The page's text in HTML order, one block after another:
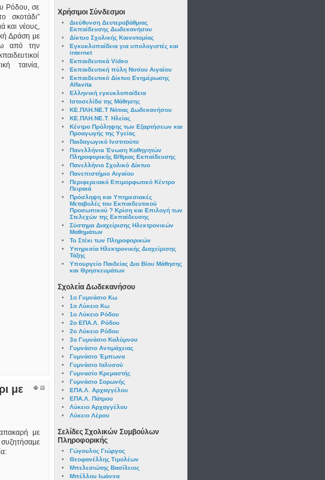
Ρόδου, σε
σκοτάδι”
και νέους,
Δράση με
από την
ταινία,
με
με
Χρήσιμοι Σύνδεσμοι
Διεύθυνση Δευτεροβάθμιας
Εκπαίδευσης Δωδεκανήσου
Δίκτυο Σχολικής Καινοτομίας
Εγκυκλοπαίδεια για υπολογιστές και
internet
Εκπαιδευτικά Video
Εκπαιδευτική πύλη Νοτίου Αιγαίου
Εκπαιδευτικό Δίκτυο Ενημέρωσης
Alfavita
Ελληνική εγκυκλοπαίδεια
Ιστοσελίδα της Μάθησης
ΚΕ.ΠΛΗ.ΝΕ.Τ Νότιας Δωδεκανήσου
ΚΕ.ΠΛΗ.ΝΕ.Τ. Ηλείας
Κέντρο Πρόληψης των Εξαρτήσεων και
Προαγωγής της Υγείας
Παιδαγωγικό Ινστιτούτο
Πανελλήνια Ένωση Καθηγητών
Πληροφορικής Β/θμιας Εκπαίδευσης
Πανελλήνιο Σχολικό Δίκτυο
Πανεπιστήμιο Αιγαίου
Περιφερειακό Επιμορφωτικό Κέντρο
Πειραιά
Πρόσληψη και Υπηρεσιακές
Μεταβολές του Εκπαιδευτικού
Προσωπικού ? Κρίση και Επιλογή των
Στελεχών της Εκπαίδευσης
Σύστημα Διαχείρισης Ηλεκτρονικών
Μαθημάτων
Το Στέκι των Πληροφορικών
Υπηρεσία Ηλεκτρονικής Διαχείρισης
Τάξης
Υπουργείο Παιδείας Δια Βίου Μάθησης
και Θρησκευμάτων
Σχολεία Δωδεκανήσου
1ο Γυμνάσιο Κω
1ο Λύκειο Κω
1ο Λύκειο Ρόδου
2ο ΕΠΑ.Λ. Ρόδου
2ο Λύκειο Ρόδου
3ο Γυμνάσιο Καλύμνου
Γυμνάσιο Αντιμάχειας
Γυμνάσιο Έμπωνα
Γυμνάσιο Ιαλυσού
Γυμνασίο Κρεμαστής
Γυμνάσιο Σορωνής
ΕΠΑ.Λ. Αρχαγγέλου
ΕΠΑ.Λ. Πάτμου
Λύκειο Αρχαγγέλου
Λύκειο Λέρου
Σελίδες Σχολικών Συμβούλων
Πληροφορικής
Γώγουλος Γιώργος
Θεοφανέλλης Τιμολέων
Μπελεσιώτης Βασίλειος
Μπέλλου Ιωάννα